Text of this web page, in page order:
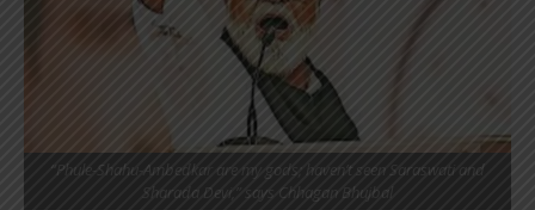
“Phule-Shahu-Ambedkar are my gods; haven’t seen Saraswati and
Sharada Devi,” says Chhagan Bhujbal